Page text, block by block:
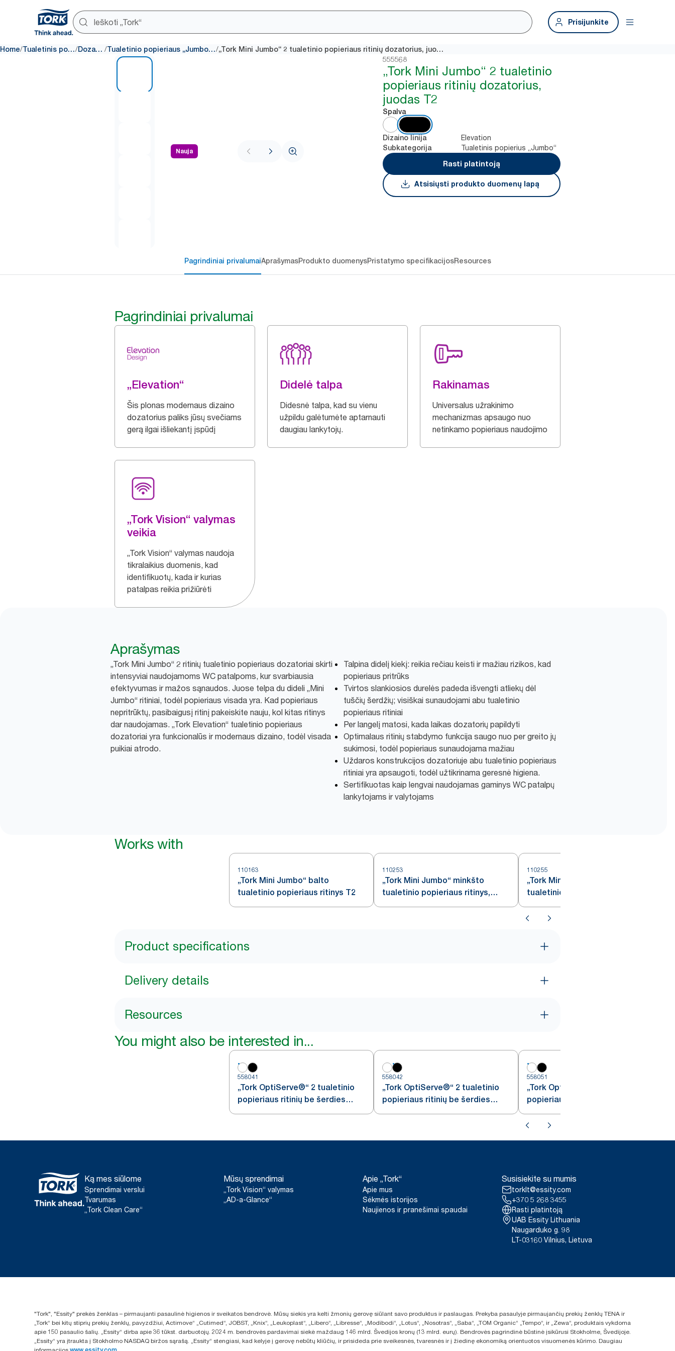
Prisijunkite
Home/ Tualetinis popierius/ Dozatoriai / Tualetinio popieriaus „Jumbo“ dozatoriai/ „Tork Mini Jumbo“ 2 tualetinio popieriaus ritinių dozatorius, juodas T2
Nauja
1 of 7
555568
„Tork Mini Jumbo“ 2 tualetinio
popieriaus ritinių dozatorius,
juodas T2
Spalva
Dizaino linija Elevation
Subkategorija
Tualetinis popierius „Jumbo“
Rasti platintoją
Atsisiųsti produkto duomenų lapą
Pagrindiniai privalumaiAprašymasProdukto duomenysPristatymo specifikacijosResources
Pagrindiniai privalumai
„Elevation“
Šis plonas modernaus dizaino
dozatorius paliks jūsų svečiams
gerą ilgai išliekantį įspūdį
Didelė talpa
Didesnė talpa, kad su vienu
užpildu galėtumėte aptarnauti
daugiau lankytojų.
Rakinamas
Universalus užrakinimo
mechanizmas apsaugo nuo
netinkamo popieriaus naudojimo
„Tork Vision“ valymas
veikia
„Tork Vision“ valymas naudoja
tikralaikius duomenis, kad
identifikuotų, kada ir kurias
patalpas reikia prižiūrėti
Aprašymas
„Tork Mini Jumbo“ 2 ritinių tualetinio popieriaus dozatoriai skirti
intensyviai naudojamoms WC patalpoms, kur svarbiausia
efektyvumas ir mažos sąnaudos. Juose telpa du dideli „Mini
Jumbo“ ritiniai, todėl popieriaus visada yra. Kad popieriaus
nepritrūktų, pasibaigusį ritinį pakeiskite nauju, kol kitas ritinys
dar naudojamas. „Tork Elevation“ tualetinio popieriaus
dozatoriai yra funkcionalūs ir modernaus dizaino, todėl visada
puikiai atrodo.
Talpina didelį kiekį: reikia rečiau keisti ir mažiau rizikos, kad
popieriaus pritrūks
Tvirtos slankiosios durelės padeda išvengti atliekų dėl
tuščių šerdžių; visiškai sunaudojami abu tualetinio
popieriaus ritiniai
Per langelį matosi, kada laikas dozatorių papildyti
Optimalaus ritinių stabdymo funkcija saugo nuo per greito jų
sukimosi, todėl popieriaus sunaudojama mažiau
Uždaros konstrukcijos dozatoriuje abu tualetinio popieriaus
ritiniai yra apsaugoti, todėl užtikrinama geresnė higiena.
Sertifikuotas kaip lengvai naudojamas gaminys WC patalpų
lankytojams ir valytojams
Works with
110163
„Tork Mini Jumbo“ balto
tualetinio popieriaus ritinys T2
110253
„Tork Mini Jumbo“ minkšto
tualetinio popieriaus ritinys,
baltas, T2
110255
„Tork Mini Jumbo“ ypač minkšto
tualetinio popieriaus ritinys,
baltas, T2
Product specifications
Delivery details
Resources
You might also be interested in...
558041
„Tork OptiServe®“ 2 tualetinio
popieriaus ritinių be šerdies
dozatorius
558042
„Tork OptiServe®“ 2 tualetinio
popieriaus ritinių be šerdies
dozatorius
558051
„Tork OptiServe®“ 4 tualetinio
popieriaus ritinių be šerdies
dozatorius
Ką mes siūlome
Sprendimai verslui
Tvarumas
„Tork Clean Care“
Mūsų sprendimai
„Tork Vision“ valymas
„AD-a-Glance“
Apie „Tork“
Apie mus
Sėkmės istorijos
Naujienos ir pranešimai spaudai
Susisiekite su mumis
torklt@essity.com
+370 5 268 3455
Rasti platintoją
UAB Essity Lithuania
Naugarduko g. 98
LT-03160 Vilnius, Lietuva
"Tork", "Essity" prekės ženklas – pirmaujanti pasaulinė higienos ir sveikatos bendrovė. Mūsų siekis yra kelti žmonių gerovę siūlant savo produktus ir paslaugas. Prekyba pasaulyje pirmaujančių prekių ženklų TENA ir
„Tork“ bei kitų stiprių prekių ženklų, pavyzdžiui, Actimove“ „Cutimed“, JOBST, „Knix“, „Leukoplast“, „Libero“, „Libresse“, „Modibodi“, „Lotus“, „Nosotras“, „Saba“, „TOM Organic“ „Tempo“, ir „Zewa“, produktais vykdoma
apie 150 pasaulio šalių. „Essity“ dirba apie 36 tūkst. darbuotojų. 2024 m. bendrovės pardavimai siekė maždaug 146 mlrd. Švedijos kronų (13 mlrd. eurų). Bendrovės pagrindinė būstinė įsikūrusi Stokholme, Švedijoje.
„Essity“ yra įtraukta į Stokholmo NASDAQ biržos sąrašą. „Essity“ stengiasi, kad kelyje į gerovę nebūtų kliūčių, ir prisideda prie sveikesnės, tvaresnės ir į žiedinę ekonomiką orientuotos visuomenės kūrimo. Daugiau